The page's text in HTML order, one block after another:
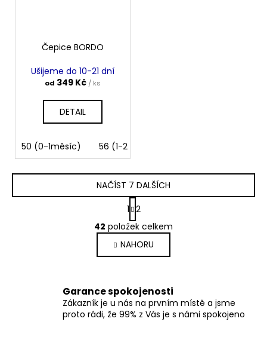
Čepice BORDO
Ušijeme do 10-21 dní
od 349 Kč / ks
DETAIL
50 (0-1měsíc) 56 (1-2 měsíce)
O
v
l
á
a
c
í
NAČÍST 7 DALŠÍCH
S
t
r
á
n
k
á
n
í
1 2
42 položek celkem
NAHORU
Garance spokojenosti
Zákazník je u nás na prvním místě a jsme
proto rádi, že 99% z Vás je s námi spokojeno